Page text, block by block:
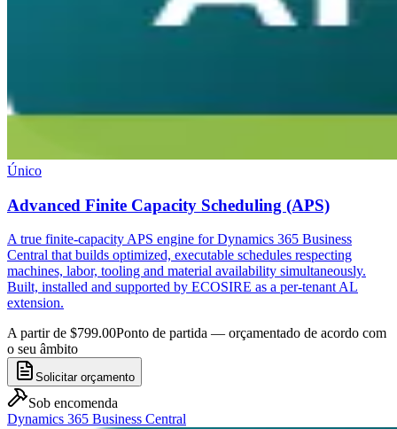
Único
Advanced Finite Capacity Scheduling (APS)
A true finite-capacity APS engine for Dynamics 365 Business
Central that builds optimized, executable schedules respecting
machines, labor, tooling and material availability simultaneously.
Built, installed and supported by ECOSIRE as a per-tenant AL
extension.
A partir de $799.00Ponto de partida — orçamentado de acordo com
o seu âmbito
Solicitar orçamento
Sob encomenda
Dynamics 365 Business Central